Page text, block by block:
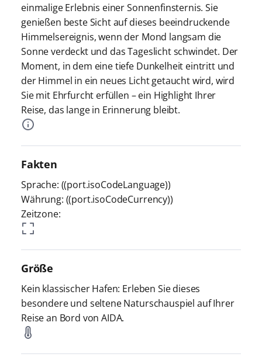
einmalige Erlebnis einer Sonnenfinsternis. Sie
genießen beste Sicht auf dieses beeindruckende
Himmelsereignis, wenn der Mond langsam die
Sonne verdeckt und das Tageslicht schwindet. Der
Moment, in dem eine tiefe Dunkelheit eintritt und
der Himmel in ein neues Licht getaucht wird, wird
Sie mit Ehrfurcht erfüllen – ein Highlight Ihrer
Reise, das lange in Erinnerung bleibt.
Fakten
Sprache: ((port.isoCodeLanguage))
Währung: ((port.isoCodeCurrency))
Zeitzone:
Größe
Kein klassischer Hafen: Erleben Sie dieses
besondere und seltene Naturschauspiel auf Ihrer
Reise an Bord von AIDA.